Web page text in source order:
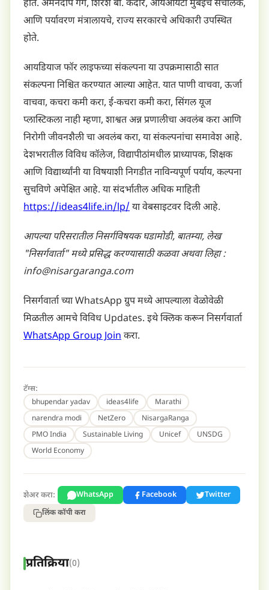
होते. अमनदीप गर्ग, शिरेश बी. केदारे, आयआयटी मुंबईचे संचालक,
आणि पर्यावरण मंत्रालायचे, राज्य सरकारचे अधिकारी उपस्थित
होते.
आयडियाज फॉर लाइफच्या संकल्पना या उपक्रमासाठी सात
संकल्पना निश्चित करण्यात आल्या आहेत. यात पाणी वाचवा, ऊर्जा
वाचवा, कचरा कमी करा, ई-कचरा कमी करा, सिंगल यूज
प्लास्टिकला नाही म्हणा, शाश्वत अन्न प्रणालीचा अवलंब करा आणि
निरोगी जीवनशैली चा अवलंब करा, या संकल्पनांचा समावेश आहे.
देशभरातील विविध कॉलेज, विद्यापीठांमधील प्राध्यापक, शिक्षक
आणि विद्यार्थ्यांनी या विषयाशी निगडीत नाविन्यपूर्ण पर्याय, कल्पना
सुचविणे अपेक्षित आहे. या संदर्भातील अधिक माहिती
https://ideas4life.in/lp/या वेबसाइटवर दिली आहे.
आपल्या परिसरातील निसर्गविषयक घडामोडी, बातम्या, लेख
"निसर्गवार्ता" मध्ये प्रसिद्ध करण्यासाठी कळवा अथवा लिहा :
info@nisargaranga.com
निसर्गवार्ता च्या WhatsApp ग्रुप मध्ये आपल्याला वेळोवेळी
मिळतील आमचे विविध Updates. इथे क्लिक करून निसर्गवार्ता
WhatsApp Group Joinकरा.
टॅग्स:
bhupendar yadav
ideas4life
Marathi
narendra modi
NetZero
NisargaRanga
PMO India
Sustainable Living Unicef
UNSDG
World Economy
शेअर करा: WhatsApp Facebook
Twitter
लिंक कॉपी करा
प्रतिक्रिया(0)